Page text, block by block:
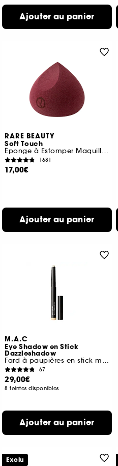
Ajouter au panier
RARE BEAUTY
Soft Touch
Éponge à Estomper Maquillage
1681
17,00€
Ajouter au panier
M.A.C
Eye Shadow en Stick
Dazzleshadow
Fard à paupières en stick métallisé
67
29,00€
8 teintes disponibles
Ajouter au panier
Exclu